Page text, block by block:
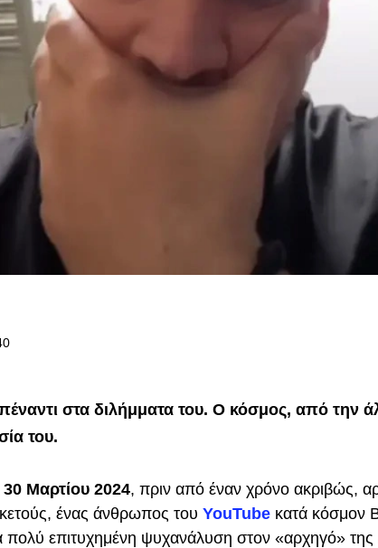
στα διλήμματα του. Ο κόσμος, από την
του.
30 Μαρτίου 2024, πριν από έναν χρόνο ακριβώς,
ένας άνθρωπος του YouTube κατά κόσμον
πολύ επιτυχημένη ψυχανάλυση στον «αρχηγό»